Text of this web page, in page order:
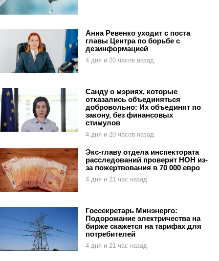
Анна Ревенко уходит с поста
главы Центра по борьбе с
дезинформацией
4 дня и 20 часов назад
Санду о мэриях, которые
отказались объединяться
добровольно: Их объединят по
закону, без финансовых
стимулов
4 дня и 20 часов назад
Экс-главу отдела инспектората
расследований проверит НОН из-
за пожертвования в 70 000 евро
4 дня и 21 час назад
Госсекретарь Минэнерго:
Подорожание электричества на
бирже скажется на тарифах для
потребителей
4 дня и 21 час назад